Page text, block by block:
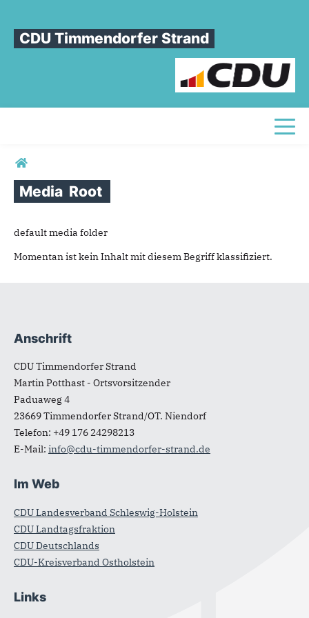
CDU Timmendorfer Strand
Sie sind hier
Media Root
Media Root
default media folder
Momentan ist kein Inhalt mit diesem Begriff klassifiziert.
Fußbereich
Anschrift
CDU Timmendorfer Strand
Martin Potthast - Ortsvorsitzender
Paduaweg 4
23669Timmendorfer Strand/OT. Niendorf
Telefon: +49 176 24298213
E-Mail: info@cdu-timmendorfer-strand.de
Im Web
CDU Landesverband Schleswig-Holstein
CDU Landtagsfraktion
CDU Deutschlands
CDU-Kreisverband Ostholstein
Links